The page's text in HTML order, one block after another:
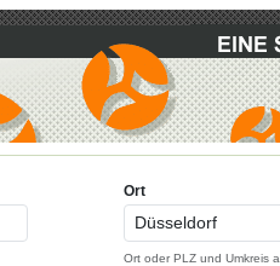
Ort
Ort oder PLZ und Umkreis